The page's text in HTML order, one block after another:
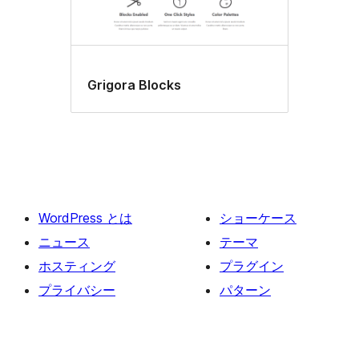
Grigora Blocks
WordPress とは
ニュース
ホスティング
プライバシー
ショーケース
テーマ
プラグイン
パターン